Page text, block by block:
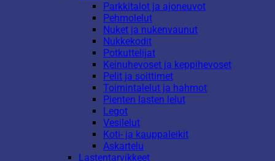
Parkkitalot ja ajoneuvot
Pehmolelut
Nuket ja nukenvaunut
Nukkekodit
Potkuttelijat
Keinuhevoset ja keppihevoset
Pelit ja soittimet
Toimintalelut ja hahmot
Pienten lasten lelut
Legot
Vesilelut
Koti- ja kauppaleikit
Askartelu
Lastentarvikkeet